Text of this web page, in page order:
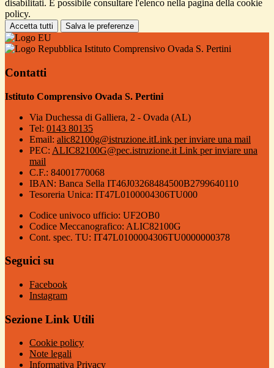
disabilitati. È possibile consultare l'elenco nella pagina della cookie
policy.
Accetta tutti Salva le preferenze
Istituto Comprensivo Ovada S. Pertini
Contatti
Istituto Comprensivo Ovada S. Pertini
Via Duchessa di Galliera, 2 - Ovada (AL)
Tel: 0143 80135
Email: alic82100g@istruzione.itLink per inviare una mail
PEC: ALIC82100G@pec.istruzione.it Link per inviare una
mail
C.F.: 84001770068
IBAN: Banca Sella IT46J03268484500B2799640110
Tesoreria Unica: IT47L0100004306TU000
Codice univoco ufficio: UF2OB0
Codice Meccanografico: ALIC82100G
Cont. spec. TU: IT47L0100004306TU0000000378
Seguici su
Facebook
Instagram
Sezione Link Utili
Cookie policy
Note legali
Informativa Privacy